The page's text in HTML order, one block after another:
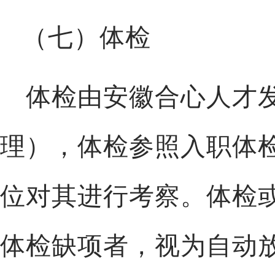
（七）体检
体检由安徽合心人才
理），体检参照入职体
位对其进行考察。体检
体检缺项者，视为自动